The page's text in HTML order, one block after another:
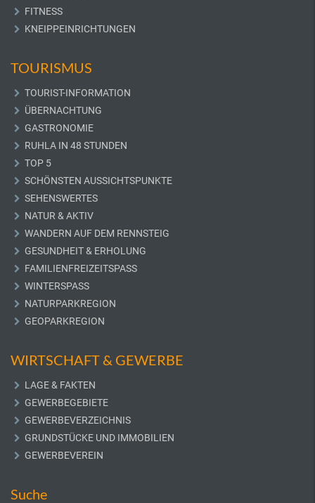
FITNESS
KNEIPPEINRICHTUNGEN
TOURISMUS
TOURIST-INFORMATION
ÜBERNACHTUNG
GASTRONOMIE
RUHLA IN 48 STUNDEN
TOP 5
SCHÖNSTEN AUSSICHTSPUNKTE
SEHENSWERTES
NATUR & AKTIV
WANDERN AUF DEM RENNSTEIG
GESUNDHEIT & ERHOLUNG
FAMILIENFREIZEITSPASS
WINTERSPASS
NATURPARKREGION
GEOPARKREGION
WIRTSCHAFT & GEWERBE
LAGE & FAKTEN
GEWERBEGEBIETE
GEWERBEVERZEICHNIS
GRUNDSTÜCKE UND IMMOBILIEN
GEWERBEVEREIN
Suche